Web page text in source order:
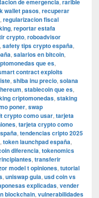
de emergencia, rarible
wallet pasos, recuperar
, regularizacion fiscal
, reportar estafa
crypto, roboadvisor
, safety tips crypto españa,
, salarios en bitcoin,
que es,
contract exploits
, shiba inu precio, solana
, stablecoin que es,
criptomonedas, staking
poner, swap
crypto como usar, tarjeta
, tarjeta crypto como
, tendencias cripto 2025
, token launchpad españa,
diferencia, tokenomics
, transferir
model t opiniones, tutorial
, uniswap guia, usd coin vs
explicadas, vender
blockchain, vulnerabilidades